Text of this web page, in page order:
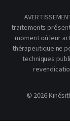
traitements
moment où leur
thérapeutique ne
techniques
© 2026